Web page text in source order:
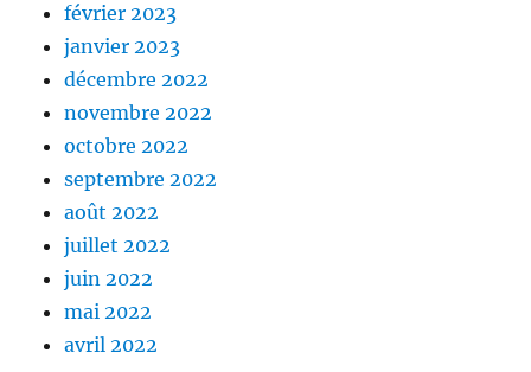
février 2023
janvier 2023
décembre 2022
novembre 2022
octobre 2022
septembre 2022
août 2022
juillet 2022
juin 2022
mai 2022
avril 2022